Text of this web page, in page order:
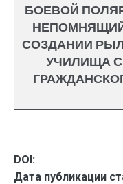
БОЕВОЙ
СОЗДАНИИ
УЧИЛИЩА
DOI:
Дата публикации